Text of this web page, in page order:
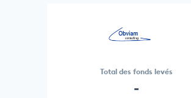
Total des fonds levés
-